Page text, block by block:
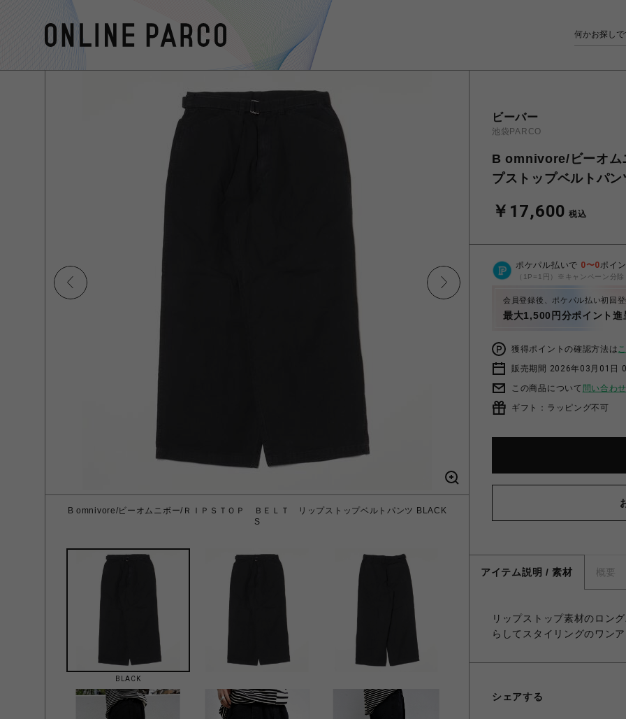
B omnivore/ビーオムニボー/ＲＩＰＳＴＯＰ ＢＥＬＴ リップストップベルトパンツ BLACK
S
BLACK
ビーバー
池袋PARCO
B omnivore/ビーオ
プストップベルトパン
￥17,600 税込
ポケパル払いで 0〜0ポイ
（1P=1円）※キャンペーン分除
会員登録後、ポケパル払い初回
最大1,500円分ポイント進
獲得ポイントの確認方法は
販売期間 2026年03月01日
この商品について 問い合わ
ギフト：ラッピング不可
アイテム説明 / 素材 概要
リップストップ素材のロン
らしてスタイリングのワンア
シェアする